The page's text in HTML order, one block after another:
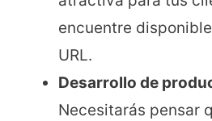
encuentre
URL.
Desarrollo de
Necesitarás pensar